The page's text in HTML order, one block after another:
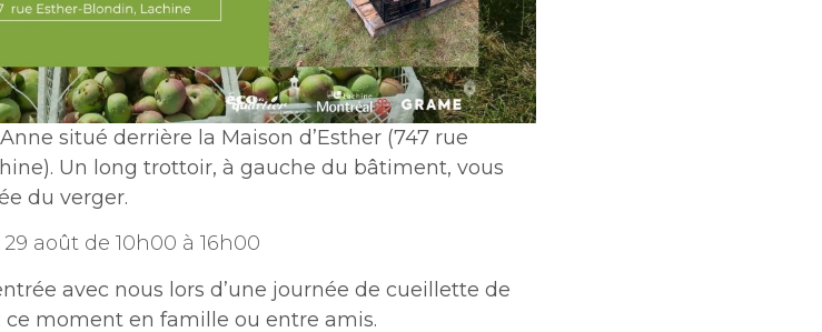
situé derrière la Maison d’Esther (747 rue
Un long trottoir, à gauche du bâtiment, vous
du verger.
août de 10h00 à 16h00
avec nous lors d’une journée de cueillette de
ce moment en famille ou entre amis.